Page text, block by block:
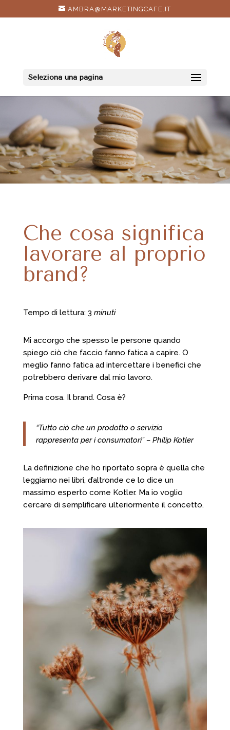
AMBRA@MARKETINGCAFE.IT
Seleziona una pagina
Che cosa significa
lavorare al proprio
brand?
Tempo di lettura: 3 minuti
Mi accorgo che spesso le persone quando
spiego ciò che faccio fanno fatica a capire. O
meglio fanno fatica ad intercettare i benefici che
potrebbero derivare dal mio lavoro.
Prima cosa. Il brand. Cosa è?
“Tutto ciò che un prodotto o servizio
rappresenta per i consumatori” – Philip Kotler
La definizione che ho riportato sopra è quella che
leggiamo nei libri, d’altronde ce lo dice un
massimo esperto come Kotler. Ma io voglio
cercare di semplificare ulteriormente il concetto.